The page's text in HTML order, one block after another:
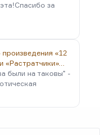
за
«12
были на таковы" -